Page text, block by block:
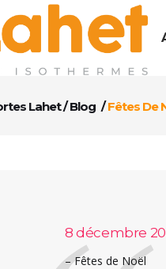
Lahet/Blog /Fêtes De
8 décembre
– Fêtes de Noël